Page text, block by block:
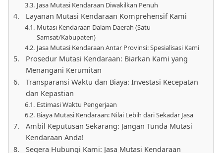
Jasa Mutasi Kendaraan Diwakilkan Penuh
Layanan Mutasi Kendaraan Komprehensif Kami
Mutasi Kendaraan Dalam Daerah (Satu
Samsat/Kabupaten)
Jasa Mutasi Kendaraan Antar Provinsi: Spesialisasi Kami
Prosedur Mutasi Kendaraan: Biarkan Kami yang
Menangani Kerumitan
Transparansi Waktu dan Biaya: Investasi Kecepatan
dan Kepastian
Estimasi Waktu Pengerjaan
Biaya Mutasi Kendaraan: Nilai Lebih dari Sekadar Jasa
Ambil Keputusan Sekarang: Jangan Tunda Mutasi
Kendaraan Anda!
Segera Hubungi Kami: Jasa Mutasi Kendaraan